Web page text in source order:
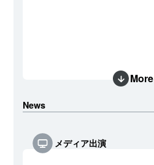
More
News
メディア出演